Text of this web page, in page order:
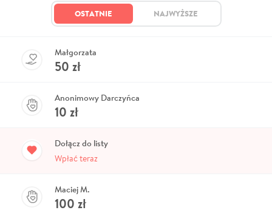
OSTATNIE NAJWYŻSZE
Małgorzata
50 zł
Anonimowy Darczyńca
10 zł
Dołącz do listy
Wpłać teraz
Maciej M.
100 zł